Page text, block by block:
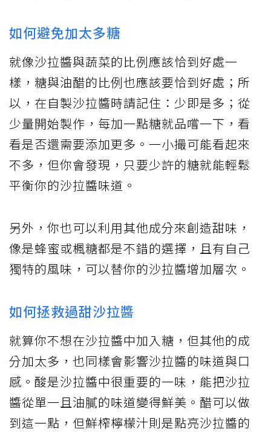
如何避免加太多糖
就像沙拉醬與蔬菜的比例應該恰到好處一
樣，糖與油醋的比例也應該要恰到好處；所
以，在自製沙拉醬時請記住：少即是多；從
少量開始製作，每加一點糖就品嚐一下，看
看是否還需要添加更多。一小撮可能看起來
不多，但你會發現，只要少許的糖就能輕鬆
平衡你的沙拉醬味道。
另外，你也可以利用其他成分來創造甜味，
像是蜂蜜或楓糖都是不錯的選擇，且有自己
獨特的風味，可以替你的沙拉醬增加層次。
如何拯救過甜沙拉醬
就算你不想在沙拉醬中加入糖，但其他的成
分加太多，也同樣會影響沙拉醬的味道與口
感。酸是沙拉醬中很重要的一味，能把沙拉
醬從單一且油膩的味道變得鮮美。醋可以做
到這一點，但鮮榨檸檬汁則是點亮沙拉醬的